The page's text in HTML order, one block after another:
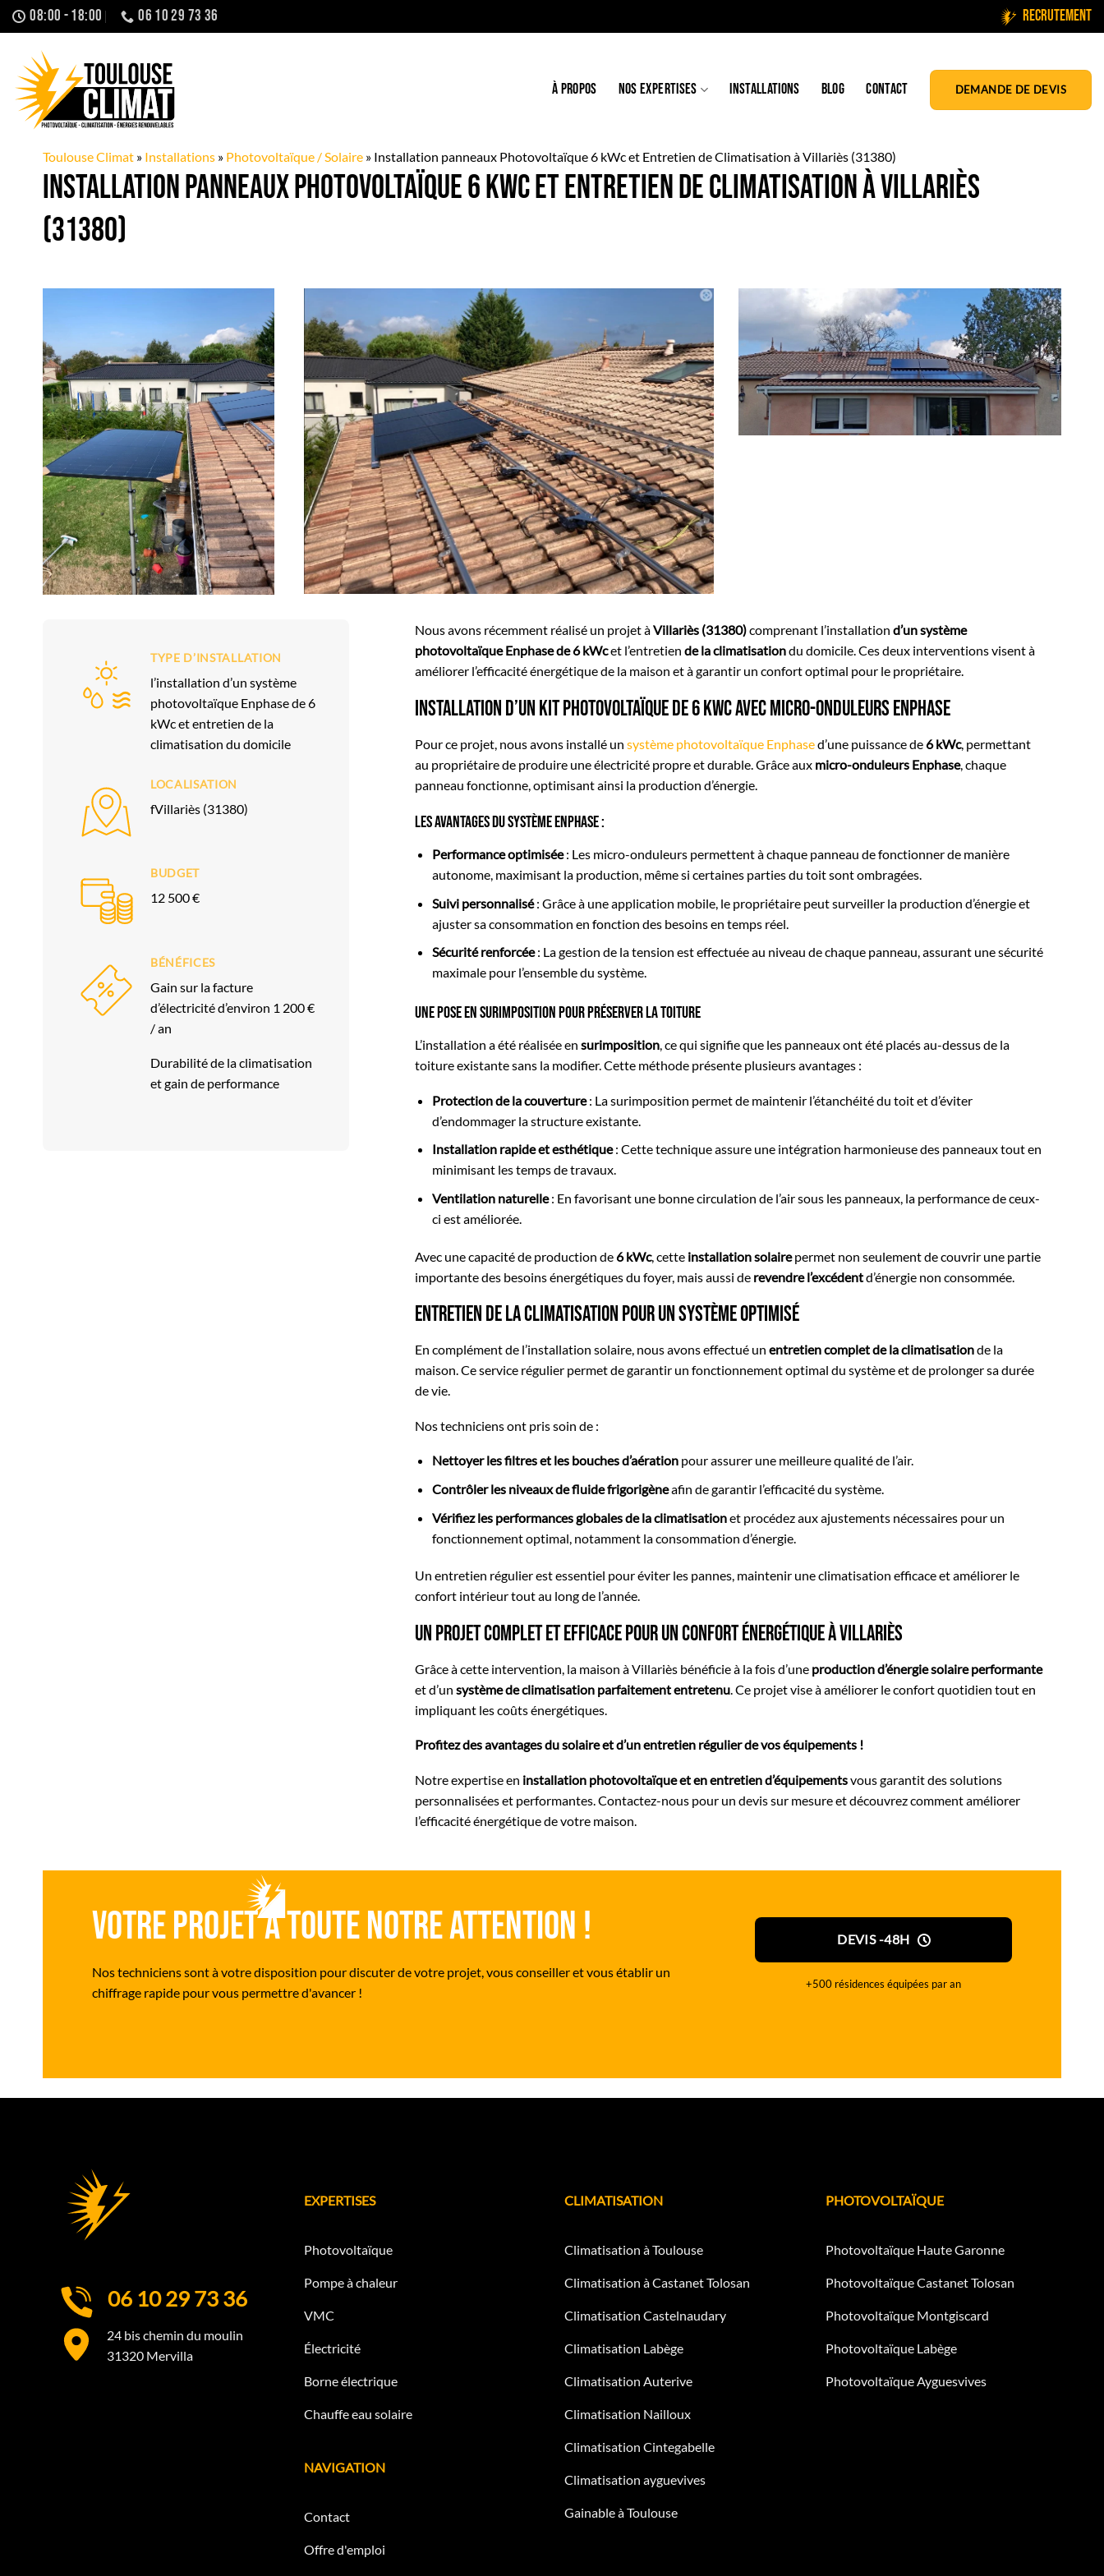
Passer
au
contenu
08:00 - 18:00 06 10 29 73 36 Recrutement
À PROPOS NOS EXPERTISES INSTALLATIONS BLOG CONTACT DEMANDE DE DEVIS
Toulouse Climat » Installations » Photovoltaïque / Solaire » Installation panneaux Photovoltaïque 6 kWc et Entretien de Climatisation à Villariès (31380)
Installation panneaux Photovoltaïque 6 kWc et Entretien de Climatisation à Villariès
(31380)
TYPE D’INSTALLATION
l’installation d’un système
photovoltaïque Enphase de 6
kWc et entretien de la
climatisation du domicile
LOCALISATION
fVillariès (31380)
BUDGET
12 500 €
BÉNÉFICES
Gain sur la facture
d’électricité d’environ 1 200 €
/ an
Durabilité de la climatisation
et gain de performance
Nous avons récemment réalisé un projet àVillariès (31380)comprenant l’installation d’un système
photovoltaïque Enphase de 6 kWcet l’entretien de la climatisationdu domicile. Ces deux interventions visent à
améliorer l’efficacité énergétique de la maison et à garantir un confort optimal pour le propriétaire.
Installation d’un kit photovoltaïque de 6 kWc avec micro-onduleurs Enphase
Pour ce projet, nous avons installé unsystème photovoltaïque Enphased’une puissance de 6 kWc, permettant
au propriétaire de produire une électricité propre et durable. Grâce aux micro-onduleurs Enphase, chaque
panneau fonctionne, optimisant ainsi la production d’énergie.
Les avantages du système Enphase :
Performance optimisée: Les micro-onduleurs permettent à chaque panneau de fonctionner de manière
autonome, maximisant la production, même si certaines parties du toit sont ombragées.
Suivi personnalisé: Grâce à une application mobile, le propriétaire peut surveiller la production d’énergie et
ajuster sa consommation en fonction des besoins en temps réel.
Sécurité renforcée: La gestion de la tension est effectuée au niveau de chaque panneau, assurant une sécurité
maximale pour l’ensemble du système.
Une pose en surimposition pour préserver la toiture
L’installation a été réalisée ensurimposition, ce qui signifie que les panneaux ont été placés au-dessus de la
toiture existante sans la modifier. Cette méthode présente plusieurs avantages :
Protection de la couverture: La surimposition permet de maintenir l’étanchéité du toit et d’éviter
d’endommager la structure existante.
Installation rapide et esthétique: Cette technique assure une intégration harmonieuse des panneaux tout en
minimisant les temps de travaux.
Ventilation naturelle: En favorisant une bonne circulation de l’air sous les panneaux, la performance de ceux-
ci est améliorée.
Avec une capacité de production de 6 kWc, cette installation solairepermet non seulement de couvrir une partie
importante des besoins énergétiques du foyer, mais aussi de revendre l’excédentd’énergie non consommée.
Entretien de la climatisation pour un système optimisé
En complément de l’installation solaire, nous avons effectué unentretien complet de la climatisationde la
maison. Ce service régulier permet de garantir un fonctionnement optimal du système et de prolonger sa durée
de vie.
Nos techniciens ont pris soin de :
Nettoyer les filtres et les bouches d’aération pour assurer une meilleure qualité de l’air.
Contrôler les niveaux de fluide frigorigèneafin de garantir l’efficacité du système.
Vérifiez les performances globales de la climatisationet procédez aux ajustements nécessaires pour un
fonctionnement optimal, notamment la consommation d’énergie.
Un entretien régulier est essentiel pour éviter les pannes, maintenir une climatisation efficace et améliorer le
confort intérieur tout au long de l’année.
Un projet complet et efficace pour un confort énergétique à Villariès
Grâce à cette intervention, la maison à Villariès bénéficie à la fois d’une production d’énergie solaire performante
et d’unsystème de climatisation parfaitement entretenu . Ce projet vise à améliorer le confort quotidien tout en
impliquant les coûts énergétiques.
Profitez des avantages du solaire et d’un entretien régulier de vos équipements !
Notre expertise en installation photovoltaïque et en entretien d’équipementsvous garantit des solutions
personnalisées et performantes. Contactez-nous pour un devis sur mesure et découvrez comment améliorer
l’efficacité énergétique de votre maison.
Votre projet a toute notre attention !
Nos techniciens sont à votre disposition pour discuter de votre projet, vous conseiller et vous établir un
chiffrage rapide pour vous permettre d'avancer !
DEVIS -48H
+500 résidences équipées par an
06 10 29 73 36
24 bis chemin du moulin
31320 Mervilla
EXPERTISES
Photovoltaïque
Pompe à chaleur
VMC
Électricité
Borne électrique
Chauffe eau solaire
NAVIGATION
Contact
Offre d'emploi
CLIMATISATION
Climatisation à Toulouse
Climatisation à Castanet Tolosan
Climatisation Castelnaudary
Climatisation Labège
Climatisation Auterive
Climatisation Nailloux
Climatisation Cintegabelle
Climatisation ayguevives
Gainable à Toulouse
PHOTOVOLTAÏQUE
Photovoltaïque Haute Garonne
Photovoltaïque Castanet Tolosan
Photovoltaïque Montgiscard
Photovoltaïque Labège
Photovoltaïque Ayguesvives